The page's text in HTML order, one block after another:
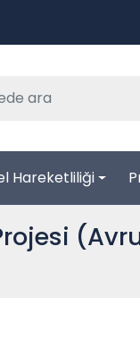
Hareketliliği